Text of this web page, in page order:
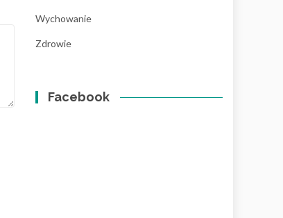
Wychowanie
Zdrowie
Facebook